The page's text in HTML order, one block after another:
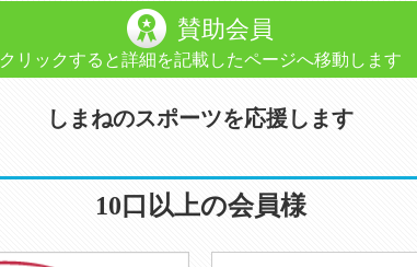
賛助会員
クリックすると詳細を記載したページへ移動します
しまねのスポーツを応援します
10口以上の会員様